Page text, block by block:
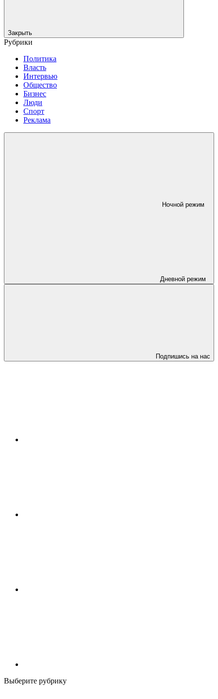
Закрыть
Рубрики
Политика
Власть
Интервью
Общество
Бизнес
Люди
Спорт
Реклама
Ночной режим
Дневной режим
Подпишись на нас
Выберите рубрику